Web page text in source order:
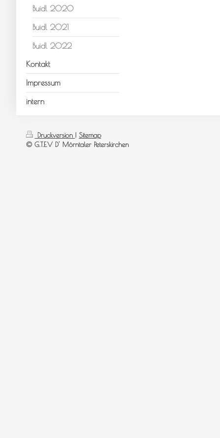
Buidl 2020
Buidl 2021
Buidl 2022
Kontakt
Impressum
intern
Druckversion
Sitemap
© G.T.E.V D' Mörntaler Peterskirchen